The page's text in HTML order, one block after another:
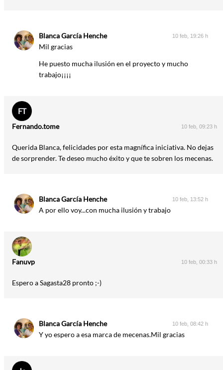
Blanca García Henche 10 feb, 19:26 h
Mil gracias
He puesto mucha ilusión en el proyecto y mucho
trabajo¡¡¡¡
FT
Fernando.tome 10 feb, 09:23 h
Querida Blanca, felicidades por esta magnífica iniciativa. No dejas
de sorprender. Te deseo mucho éxito y que te sobren los mecenas.
Blanca García Henche 10 feb, 13:52 h
A por ello voy...con mucha ilusión y trabajo
Fanuvp 10 feb, 00:33 h
Espero a Sagasta28 pronto ;-)
Blanca García Henche 10 feb, 08:42 h
Y yo espero a esa marca de mecenas.Mil gracias